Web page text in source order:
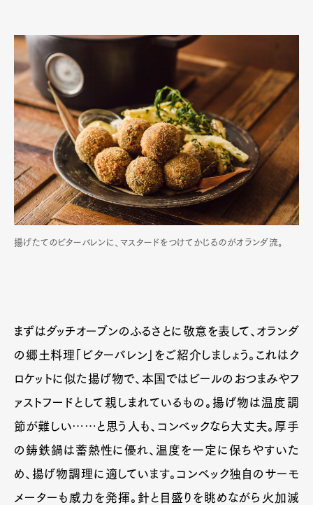
揚げたてのビターバレンに、マスタードをつけてかじるのがオランダ流。
まずはダッチオーブンのふるさとに敬意を表して、オランダ
の郷土料理「ビターバレン」をご紹介しましょう。これはク
ロケットに似た揚げ物で、本国ではビールのおつまみやフ
ァストフードとして親しまれているもの。揚げ物は温度調
節が難しい……と思う人も、コンベックなら大丈夫。厚手
の鋳鉄鍋は蓄熱性に優れ、温度を一定に保ちやすいた
め、揚げ物調理に適しています。コンベック独自のサーモ
メーターも威力を発揮。針と目盛りを眺めながら火加減